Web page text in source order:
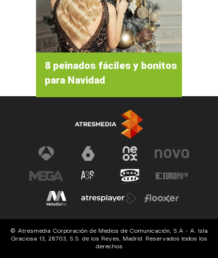
8 peinados fáciles y bonitos
para Navidad
© Atresmedia Corporación de Medios de Comunicación, S.A - A. Isla
Graciosa 13, 28703, S.S. de los Reyes, Madrid. Reservados todos los
derechos